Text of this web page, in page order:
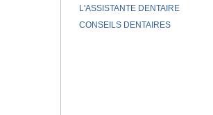
L'ASSISTANTE DENTAIRE
CONSEILS DENTAIRES